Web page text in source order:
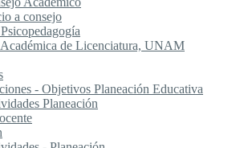
a consejo
de Licenciatura, UNAM
- Objetivos Planeación Educativa
Planeación